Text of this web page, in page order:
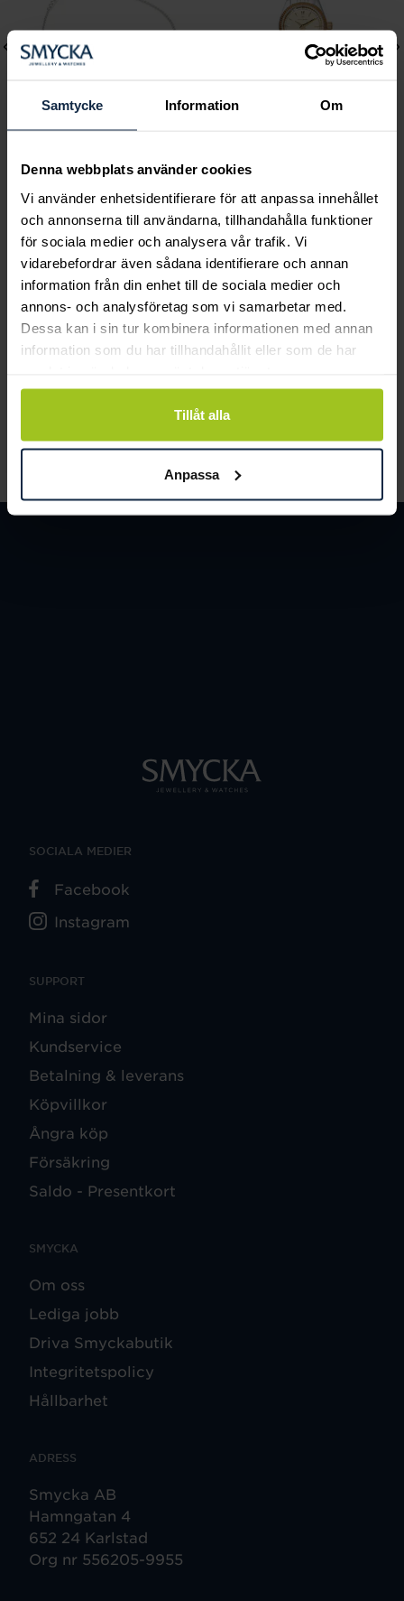
Samtycke Information Om
Denna webbplats använder cookies
Vi använder enhetsidentifierare för att anpassa innehållet
och annonserna till användarna, tillhandahålla funktioner
för sociala medier och analysera vår trafik. Vi
vidarebefordrar även sådana identifierare och annan
information från din enhet till de sociala medier och
annons- och analysföretag som vi samarbetar med.
Dessa kan i sin tur kombinera informationen med annan
information som du har tillhandahållit eller som de har
Tillåt alla
Anpassa
Lily and Rose
Emily pearl bracelet -
Ivory
Pris:349 kr
349 kr
Mockberg
Royal Watch 28 mm
Pris:2 399 kr
2 399 kr
Smycka tar ansvar för ett hållbart
och människor.
LÄS MER
SUPPORT
Mina sidor
Kundservice
Betalning & leverans
Köpvillkor
Ångra köp
Försäkring
Saldo - Presentkort
SMYCKA
Om oss
Lediga jobb
Driva Smyckabutik
Integritetspolicy
Hållbarhet
ADRESS
Smycka AB
Hamngatan 4
652 24 Karlstad
Org nr 556205-9955
SOCIALA MEDIER
Facebook
Instagram